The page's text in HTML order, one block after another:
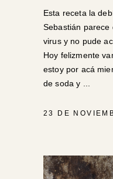
Esta receta la
Sebastián parece
virus y no pude
Hoy felizmente
estoy por acá
de soda y
23 DE